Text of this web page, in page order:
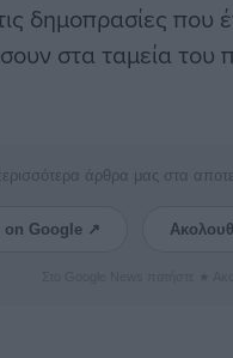
δημοπρασίες που
στα ταμεία του
άρθρα μας στα
on Google ↗